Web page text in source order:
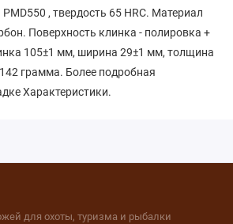
, твердость 65 HRC. Материал
Поверхность клинка - полировка +
105±1 мм, ширина 29±1 мм, толщина
грамма. Более подробная
Характеристики.
для охоты, туризма и рыбалки